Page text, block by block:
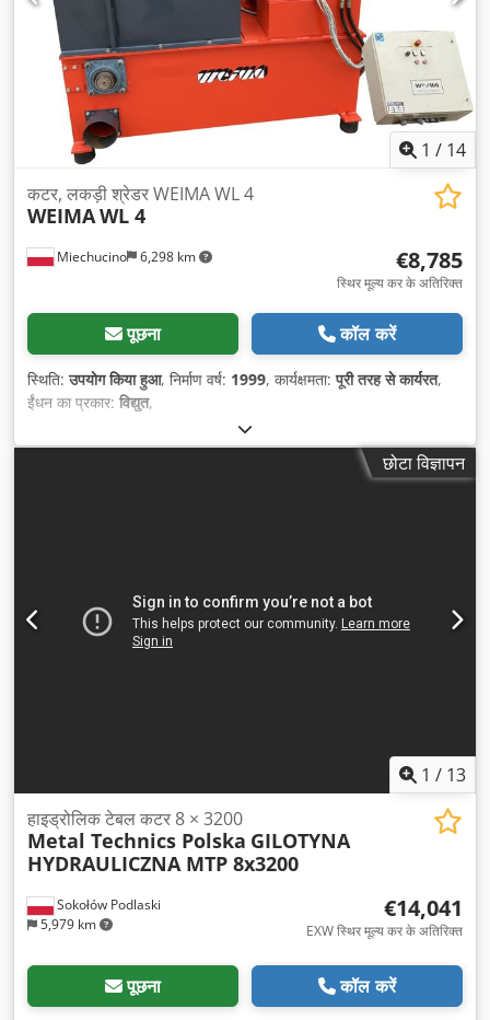
1 / 14
Miechucino 6,298 km
कटर, लकड़ी श्रेडर WEIMA WL 4
WEIMAWL 4
€8,785
स्थिर मूल्य कर के अतिरिक्त
पूछना कॉल करें
स्थिति:उपयोग किया हुआ, निर्माण वर्ष: 1999, कार्यक्षमता:पूरी तरह से कार्यरत,
ईंधन का प्रकार: विद्युत,
छोटा विज्ञापन
1 / 13
Sokołów Podlaski
5,979 km
हाइड्रोलिक टेबल कटर 8 × 3200
Metal Technics Polska GILOTYNA
HYDRAULICZNA MTP 8x3200
€14,041
EXW स्थिर मूल्य कर के अतिरिक्त
पूछना कॉल करें